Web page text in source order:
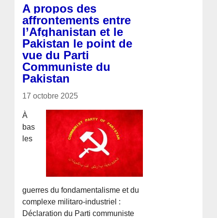
A propos des
affrontements entre
l’Afghanistan et le
Pakistan le point de
vue du Parti
Communiste du
Pakistan
17 octobre 2025
À
bas
les
guerres du fondamentalisme et du
complexe militaro-industriel :
Déclaration du Parti communiste